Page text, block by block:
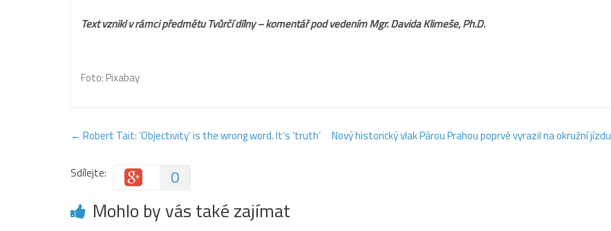
Text vznikl v rámci předmětu Tvůrčí dílny – komentář pod vedením Mgr. Davida Klimeše, Ph.D.
Foto: Pixabay
← Robert Tait: ‘Objectivity’ is the wrong word. It’s ‘truth’ Nový historický vlak Párou Prahou poprvé vyrazil na okružní jízdu
Sdílejte: 0
Mohlo by vás také zajímat